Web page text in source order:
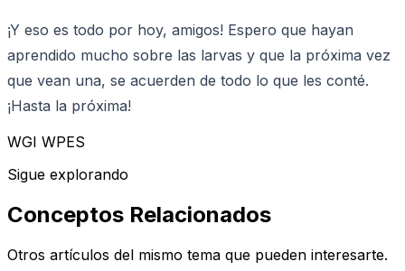
¡Y eso es todo por hoy, amigos! Espero que hayan
aprendido mucho sobre las larvas y que la próxima vez
que vean una, se acuerden de todo lo que les conté.
¡Hasta la próxima!
WGI WPES
Sigue explorando
Conceptos Relacionados
Otros artículos del mismo tema que pueden interesarte.